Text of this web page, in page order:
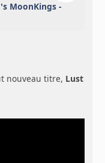
MoonKings -
nouveau titre, Lust